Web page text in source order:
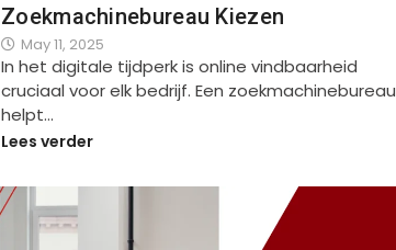
Zoekmachinebureau Kiezen
May 11, 2025
In het digitale tijdperk is online vindbaarheid
cruciaal voor elk bedrijf. Een zoekmachinebureau
helpt…
Lees verder